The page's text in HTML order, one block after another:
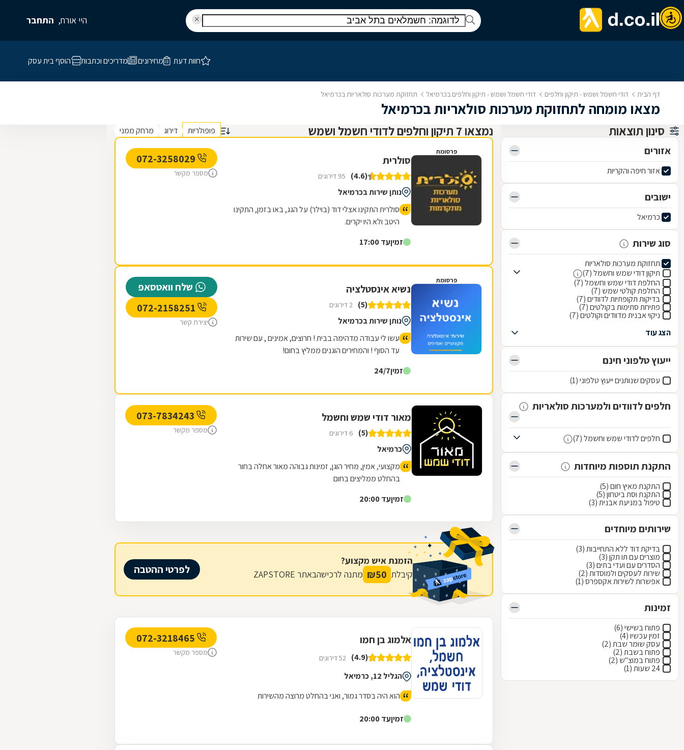
היי אורח, התחבר
חוות דעת מחירונים מדריכים וכתבות הוסף בית עסק
דף הבית דודי חשמל ושמש - תיקון וחלפים דודי חשמל ושמש - תיקון וחלפים בכרמיאל תחזוקת מערכות סולאריות בכרמיאל
מצאו מומחה לתחזוקת מערכות סולאריות בכרמיאל
סינון תוצאות
אזורים
אזור חיפה והקריות
ישובים
כרמיאל
סוג שירות
תחזוקת מערכות סולאריות
תיקון דודי שמש וחשמל (7)
החלפת דודי שמש וחשמל (7)
החלפת קולטי שמש (7)
בדיקות תקופתיות לדוודים (7)
פתיחת סתימות בקולטים (7)
ניקוי אבנית מדוודים וקולטים (7)
הצג עוד
ייעוץ טלפוני חינם
עסקים שנותנים ייעוץ טלפוני (1)
חלפים לדוודים ולמערכות סולאריות
חלפים לדודי שמש וחשמל (7)
התקנת תוספות מיוחדות
התקנת מאיץ חום (5)
התקנת וסת ביטחון (5)
טיפול במניעת אבנית (3)
שירותים מיוחדים
בדיקת דוד ללא התחייבות (3)
מוצרים עם תו תקן (3)
הסדרים עם ועדי בתים (3)
שירות לעסקים ולמוסדות (2)
אפשרות לשירות אקספרס (1)
זמינות
פתוח בשישי (6)
זמין עכשיו (4)
עסק שומר שבת (2)
פתוח בשבת (2)
פתוח במוצ"ש (2)
24 שעות (1)
נמצאו 7 תיקון וחלפים לדודי חשמל ושמש פופולריות דירוג מרחק ממני
פרסומת
סולרית
(4.6) 95 דירוגים
נותן שירות בכרמיאל
סולרית התקינו אצלי דוד (בוילר) על הגג, באו בזמן, התקינו
היטב ולא היו יקרים.
זמיןעד 17:00
מספר מקשר
פרסומת
נשיא אינסטלציה
(5) 2 דירוגים
נותן שירות בכרמיאל
עשו לי עבודה מדהימה בבית ! חרוצים, אמינים , עם שירות
עד הסוף ! והמחירים הוגנים ממליץ בחום!
זמין24/7
שלח וואטסאפ
יצירת קשר
מאור דודי שמש וחשמל
(5) 6 דירוגים
כרמיאל
מקצועי, אמין, מחיר הוגן, זמינות גבוהה מאור אחלה בחור
בהחלט ממליצים בחום
זמיןעד 20:00
מספר מקשר
הזמנת איש מקצוע?
קיבלת 50
₪ מתנה לרכישהבאתר ZAPSTORE לפרטי ההטבה
אלמוג בן חמו
(4.9) 52 דירוגים
הגליל 12, כרמיאל
הוא היה בסדר גמור, ואני בהחלט מרוצה מהשירות
זמיןעד 20:00
מספר מקשר